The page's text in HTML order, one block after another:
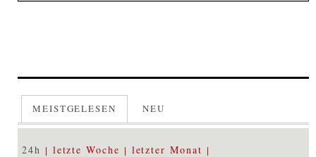
MEISTGELESEN NEU
24h letzte Woche letzter Monat